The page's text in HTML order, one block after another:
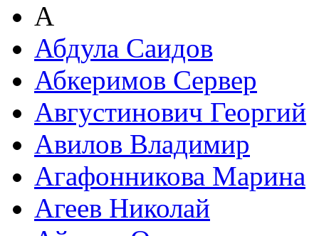
А
Абдула Саидов
Абкеримов Сервер
Августинович Георгий
Авилов Владимир
Агафонникова Марина
Агеев Николай